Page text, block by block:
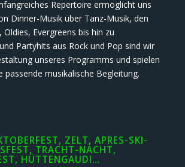
Repertoire ermöglicht uns
Dinner-Musik über Tanz-Musik, den
Evergreens bis hin zu
Partyhits aus Rock und Pop sind wir
unseres Programms und spielen
passende musikalische Begleitung.
ZELT, APRES-SKI-
TRACHT-NACHT,
HÜTTENGAUDI…